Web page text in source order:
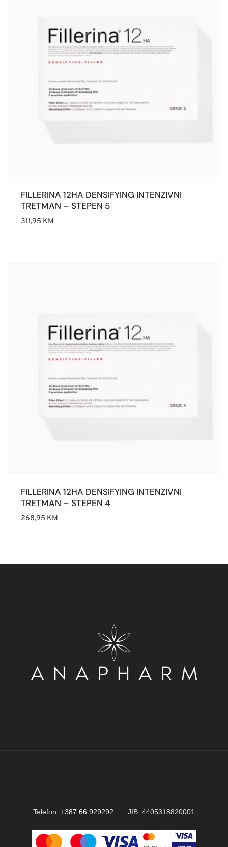
FILLERINA 12HA DENSIFYING INTENZIVNI
TRETMAN – STEPEN 5
311,95 KM
FILLERINA 12HA DENSIFYING INTENZIVNI
TRETMAN – STEPEN 4
268,95 KM
Telefon: +387 66 929292 JIB: 4405318820001